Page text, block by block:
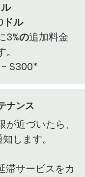
ドル
3%の追加料金
$300*
ナンス
近づいたら、
します。
滞サービスをカ